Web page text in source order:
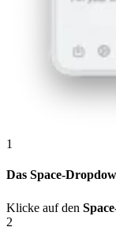
1
Das Space-
Klicke auf den
2